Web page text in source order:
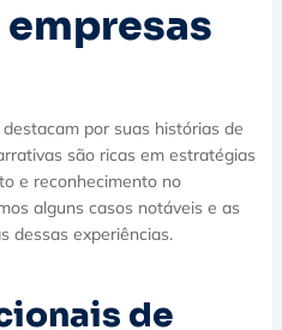
por suas histórias de
são ricas em estratégias
e reconhecimento no
alguns casos notáveis e as
dessas experiências.
de